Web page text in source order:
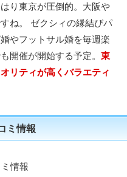
り東京が圧倒的。大阪や
ね。 ゼクシィの縁結びパ
やフットサル婚を毎週楽
開催が開始する予定。 東
リティが高くバラエティ
ミ情報